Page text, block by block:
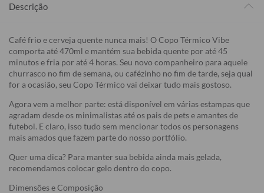
Descrição
Café frio e cerveja quente nunca mais! O Copo Térmico Vibe
comporta até 470ml e mantém sua bebida quente por até 45
minutos e fria por até 4 horas. Seu novo companheiro para aquele
churrasco no fim de semana, ou cafézinho no fim de tarde, seja qual
for a ocasião, seu Copo Térmico vai deixar tudo mais gostoso.
Agora vem a melhor parte: está disponível em várias estampas que
agradam desde os minimalistas até os pais de pets e amantes de
futebol. E claro, isso tudo sem mencionar todos os personagens
mais amados que fazem parte do nosso portfólio.
Quer uma dica? Para manter sua bebida ainda mais gelada,
recomendamos colocar gelo dentro do copo.
Dimensões e Composição